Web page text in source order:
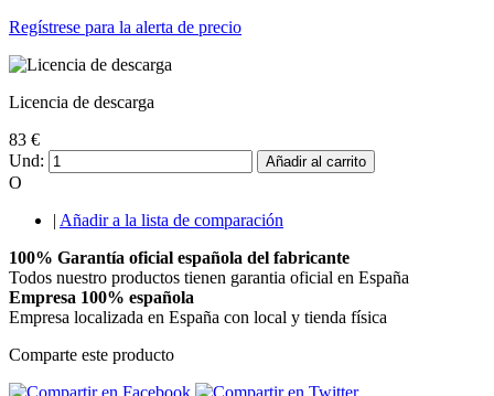
Regístrese para la alerta de precio
Licencia de descarga
83 €
Und:
Añadir al carrito
O
| Añadir a la lista de comparación
100% Garantía oficial española del fabricante
Todos nuestro productos tienen garantia oficial en España
Empresa 100% española
Empresa localizada en España con local y tienda física
Comparte este producto